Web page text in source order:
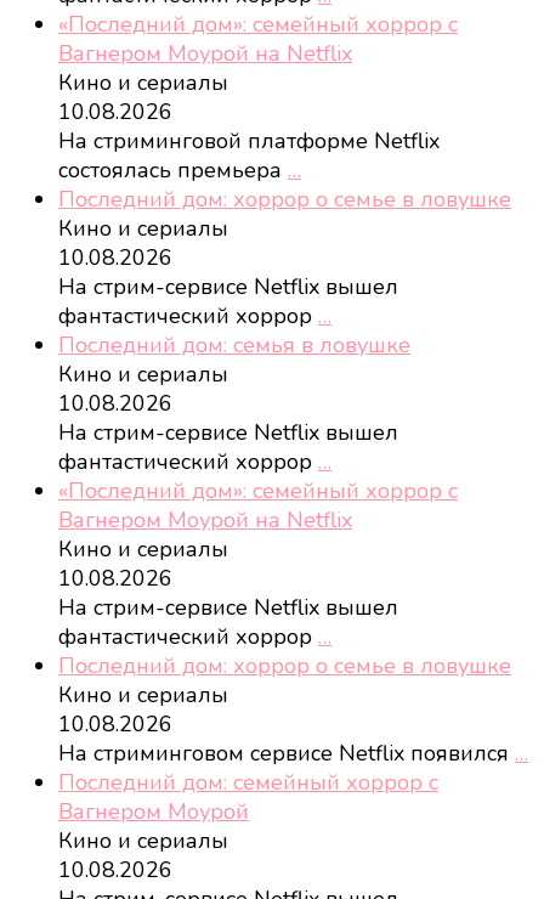
«Последний дом»: семейный хоррор с
Вагнером Моурой на Netflix
Кино и сериалы
10.08.2026
На стриминговой платформе Netflix
состоялась премьера …
Последний дом: хоррор о семье в ловушке
Кино и сериалы
10.08.2026
На стрим-сервисе Netflix вышел
фантастический хоррор …
Последний дом: семья в ловушке
Кино и сериалы
10.08.2026
На стрим-сервисе Netflix вышел
фантастический хоррор …
«Последний дом»: семейный хоррор с
Вагнером Моурой на Netflix
Кино и сериалы
10.08.2026
На стрим-сервисе Netflix вышел
фантастический хоррор …
Последний дом: хоррор о семье в ловушке
Кино и сериалы
10.08.2026
На стриминговом сервисе Netflix появился …
Последний дом: семейный хоррор с
Вагнером Моурой
Кино и сериалы
10.08.2026